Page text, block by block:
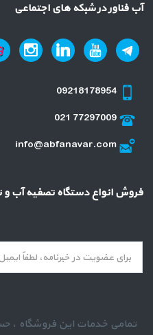
آب فناور در شبکه های اجتماعی
09218178954
021 77297009
info@abfanavar.com
فروش انواع دستگاه تصفیه آب و
تمامی خدمات این فروشگاه ،